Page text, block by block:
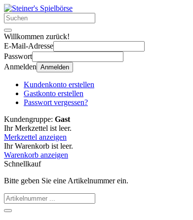
Willkommen zurück!
E-Mail-Adresse
Passwort
Anmelden Anmelden
Kundenkonto erstellen
Gastkonto erstellen
Passwort vergessen?
Kundengruppe: Gast
Ihr Merkzettel ist leer.
Merkzettel anzeigen
Ihr Warenkorb ist leer.
Warenkorb anzeigen
Schnellkauf
Bitte geben Sie eine Artikelnummer ein.